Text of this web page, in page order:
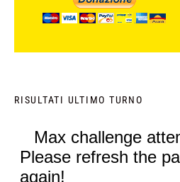
RISULTATI ULTIMO TURNO